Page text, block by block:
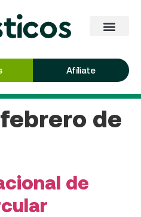
Afíliate
de
de